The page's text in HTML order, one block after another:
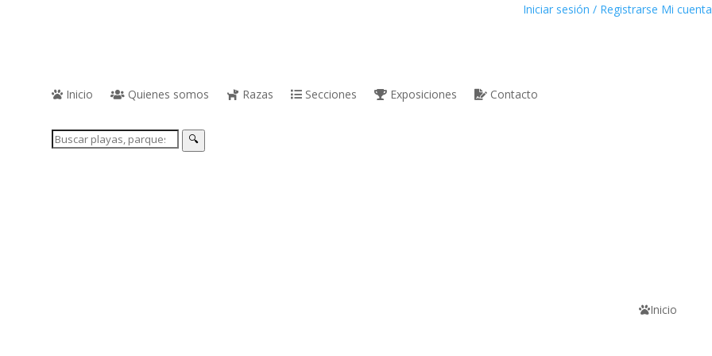
Iniciar sesión / Registrarse Mi cuenta
Inicio Quienes somos Razas Secciones Exposiciones Contacto
🔍
Inicio